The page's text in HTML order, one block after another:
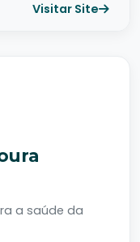
Visitar Site
a saúde da